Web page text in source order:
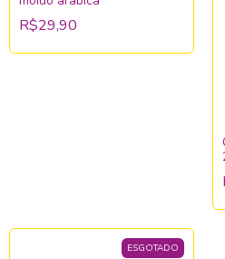
R$29,90
ESGOTADO